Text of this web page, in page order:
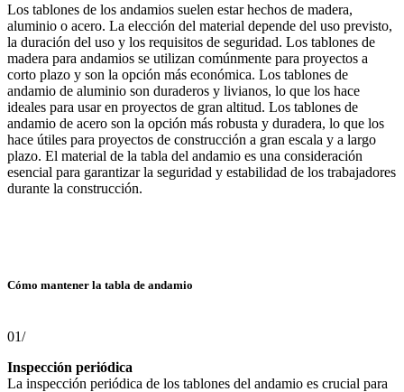
Los tablones de los andamios suelen estar hechos de madera,
aluminio o acero. La elección del material depende del uso previsto,
la duración del uso y los requisitos de seguridad. Los tablones de
madera para andamios se utilizan comúnmente para proyectos a
corto plazo y son la opción más económica. Los tablones de
andamio de aluminio son duraderos y livianos, lo que los hace
ideales para usar en proyectos de gran altitud. Los tablones de
andamio de acero son la opción más robusta y duradera, lo que los
hace útiles para proyectos de construcción a gran escala y a largo
plazo. El material de la tabla del andamio es una consideración
esencial para garantizar la seguridad y estabilidad de los trabajadores
durante la construcción.
Cómo mantener la tabla de andamio
01/
Inspección periódica
La inspección periódica de los tablones del andamio es crucial para